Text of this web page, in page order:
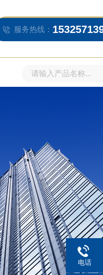
服务热线：
电话